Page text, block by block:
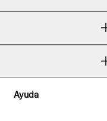
Ayuda